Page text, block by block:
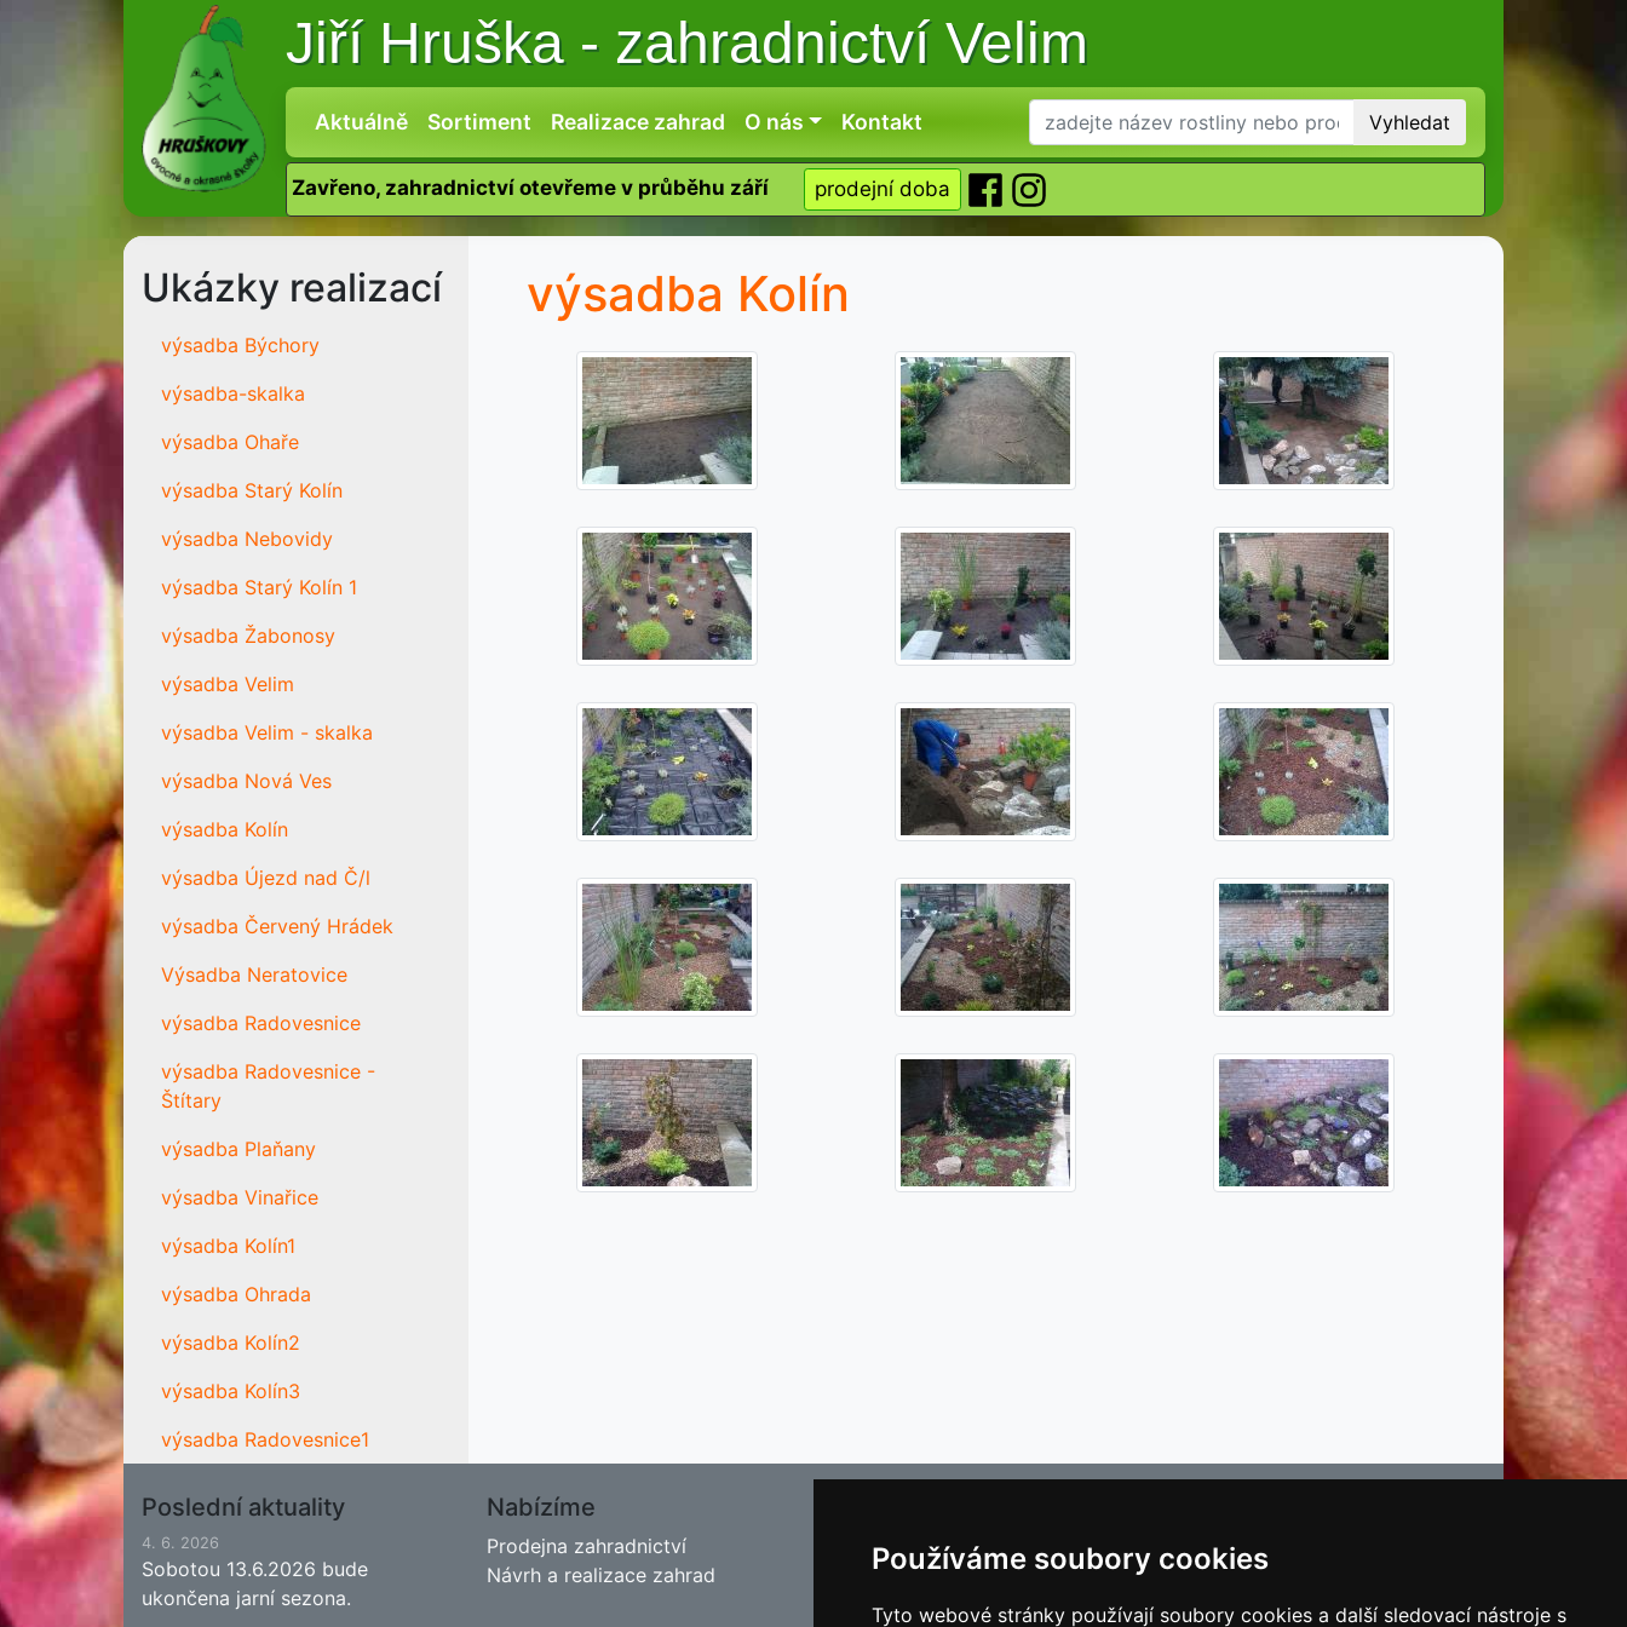
Používáme soubory cookies
Tyto webové stránky používají soubory cookies a další sledovací nástroje s
Jiří Hruška -zahradnictví Velim
Aktuálně Sortiment Realizace zahrad O nás Kontakt Vyhledat
Zavřeno, zahradnictví otevřeme v průběhu září prodejní doba
výsadba Kolín
Ukázky realizací
výsadba Býchory
výsadba-skalka
výsadba Ohaře
výsadba Starý Kolín
výsadba Nebovidy
výsadba Starý Kolín 1
výsadba Žabonosy
výsadba Velim
výsadba Velim - skalka
výsadba Nová Ves
výsadba Kolín
výsadba Újezd nad Č/l
výsadba Červený Hrádek
Výsadba Neratovice
výsadba Radovesnice
výsadba Radovesnice -
Štítary
výsadba Plaňany
výsadba Vinařice
výsadba Kolín1
výsadba Ohrada
výsadba Kolín2
výsadba Kolín3
výsadba Radovesnice1
Poslední aktuality
4. 6. 2026
Sobotou 13.6.2026 bude
ukončena jarní sezona.
Nabízíme
Prodejna zahradnictví
Návrh a realizace zahrad
Kontakt
Facebook
Blog - Rady pro zahrádkáře